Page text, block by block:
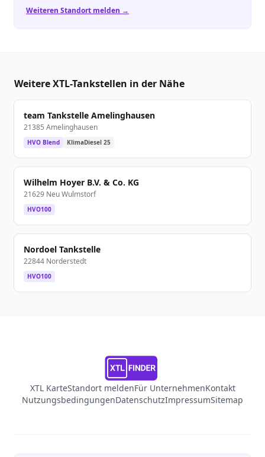
Weiteren Standort melden →
Weitere XTL-Tankstellen in der Nähe
team Tankstelle Amelinghausen
21385 Amelinghausen
HVO Blend KlimaDiesel 25
Wilhelm Hoyer B.V. & Co. KG
21629 Neu Wulmstorf
HVO100
Nordoel Tankstelle
22844 Norderstedt
HVO100
XTL KarteStandort meldenFür UnternehmenKontakt
NutzungsbedingungenDatenschutzImpressumSitemap